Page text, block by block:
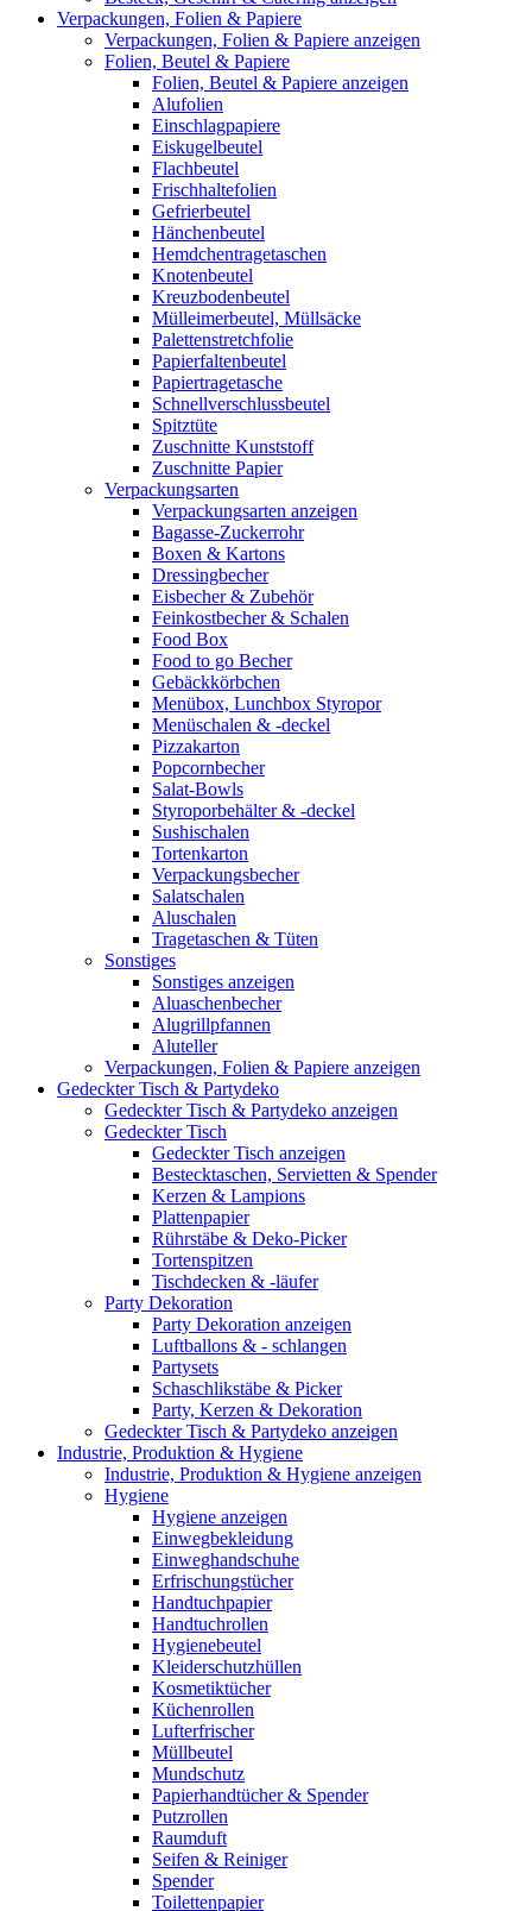
Verpackungen, Folien & Papiere
Verpackungen, Folien & Papiere anzeigen
Folien, Beutel & Papiere
Folien, Beutel & Papiere anzeigen
Alufolien
Einschlagpapiere
Eiskugelbeutel
Flachbeutel
Frischhaltefolien
Gefrierbeutel
Hänchenbeutel
Hemdchentragetaschen
Knotenbeutel
Kreuzbodenbeutel
Mülleimerbeutel, Müllsäcke
Palettenstretchfolie
Papierfaltenbeutel
Papiertragetasche
Schnellverschlussbeutel
Spitztüte
Zuschnitte Kunststoff
Zuschnitte Papier
Verpackungsarten
Verpackungsarten anzeigen
Bagasse-Zuckerrohr
Boxen & Kartons
Dressingbecher
Eisbecher & Zubehör
Feinkostbecher & Schalen
Food Box
Food to go Becher
Gebäckkörbchen
Menübox, Lunchbox Styropor
Menüschalen & -deckel
Pizzakarton
Popcornbecher
Salat-Bowls
Styroporbehälter & -deckel
Sushischalen
Tortenkarton
Verpackungsbecher
Salatschalen
Aluschalen
Tragetaschen & Tüten
Sonstiges
Sonstiges anzeigen
Aluaschenbecher
Alugrillpfannen
Aluteller
Verpackungen, Folien & Papiere anzeigen
Gedeckter Tisch & Partydeko
Gedeckter Tisch & Partydeko anzeigen
Gedeckter Tisch
Gedeckter Tisch anzeigen
Bestecktaschen, Servietten & Spender
Kerzen & Lampions
Plattenpapier
Rührstäbe & Deko-Picker
Tortenspitzen
Tischdecken & -läufer
Party Dekoration
Party Dekoration anzeigen
Luftballons & - schlangen
Partysets
Schaschlikstäbe & Picker
Party, Kerzen & Dekoration
Gedeckter Tisch & Partydeko anzeigen
Industrie, Produktion & Hygiene
Industrie, Produktion & Hygiene anzeigen
Hygiene
Hygiene anzeigen
Einwegbekleidung
Einweghandschuhe
Erfrischungstücher
Handtuchpapier
Handtuchrollen
Hygienebeutel
Kleiderschutzhüllen
Kosmetiktücher
Küchenrollen
Lufterfrischer
Müllbeutel
Mundschutz
Papierhandtücher & Spender
Putzrollen
Raumduft
Seifen & Reiniger
Spender
Toilettenpapier